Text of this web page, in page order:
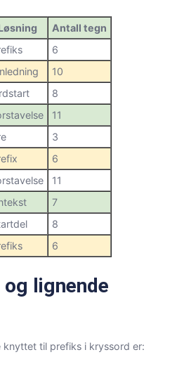
Antall tegn
6
10
8
11
3
6
11
7
8
6
lignende
knyttet til prefiks i kryssord er: